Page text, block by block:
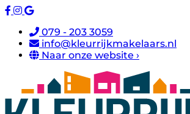
079 - 203 3059
info@kleurrijkmakelaars.nl
Naar onze website ›